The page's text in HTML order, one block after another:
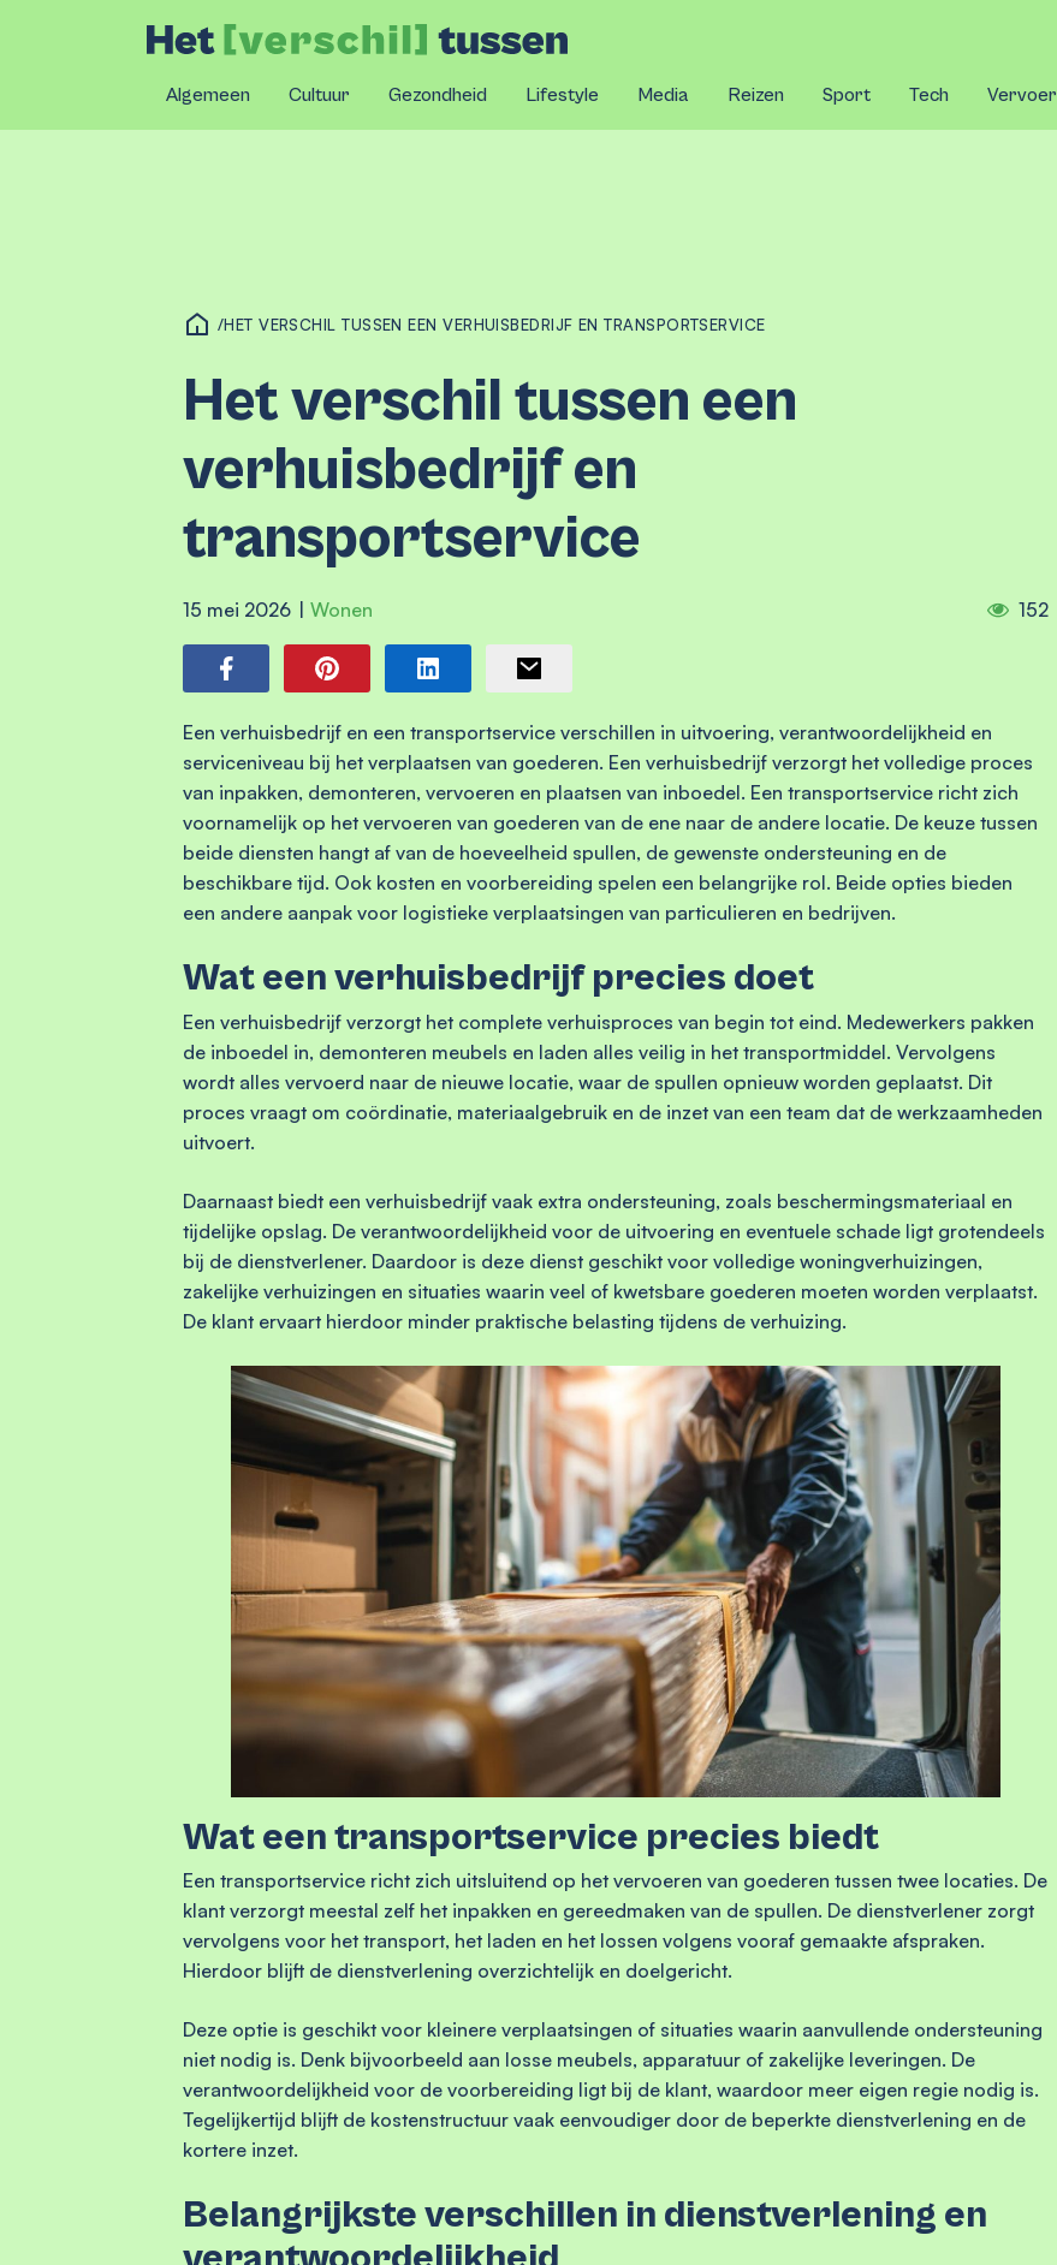
Algemeen Cultuur Gezondheid Lifestyle Media Reizen Sport Tech Vervoer
/HET VERSCHIL TUSSEN EEN VERHUISBEDRIJF EN TRANSPORTSERVICE
Het verschil tussen een
verhuisbedrijf en
transportservice
15 mei 2026 | Wonen 152
Een verhuisbedrijf en een transportservice verschillen in uitvoering, verantwoordelijkheid en
serviceniveau bij het verplaatsen van goederen. Een verhuisbedrijf verzorgt het volledige proces
van inpakken, demonteren, vervoeren en plaatsen van inboedel. Een transportservice richt zich
voornamelijk op het vervoeren van goederen van de ene naar de andere locatie. De keuze tussen
beide diensten hangt af van de hoeveelheid spullen, de gewenste ondersteuning en de
beschikbare tijd. Ook kosten en voorbereiding spelen een belangrijke rol. Beide opties bieden
een andere aanpak voor logistieke verplaatsingen van particulieren en bedrijven.
Wat een verhuisbedrijf precies doet
Een verhuisbedrijf verzorgt het complete verhuisproces van begin tot eind. Medewerkers pakken
de inboedel in, demonteren meubels en laden alles veilig in het transportmiddel. Vervolgens
wordt alles vervoerd naar de nieuwe locatie, waar de spullen opnieuw worden geplaatst. Dit
proces vraagt om coördinatie, materiaalgebruik en de inzet van een team dat de werkzaamheden
uitvoert.
Daarnaast biedt een verhuisbedrijf vaak extra ondersteuning, zoals beschermingsmateriaal en
tijdelijke opslag. De verantwoordelijkheid voor de uitvoering en eventuele schade ligt grotendeels
bij de dienstverlener. Daardoor is deze dienst geschikt voor volledige woningverhuizingen,
zakelijke verhuizingen en situaties waarin veel of kwetsbare goederen moeten worden verplaatst.
De klant ervaart hierdoor minder praktische belasting tijdens de verhuizing.
Wat een transportservice precies biedt
Een transportservice richt zich uitsluitend op het vervoeren van goederen tussen twee locaties. De
klant verzorgt meestal zelf het inpakken en gereedmaken van de spullen. De dienstverlener zorgt
vervolgens voor het transport, het laden en het lossen volgens vooraf gemaakte afspraken.
Hierdoor blijft de dienstverlening overzichtelijk en doelgericht.
Deze optie is geschikt voor kleinere verplaatsingen of situaties waarin aanvullende ondersteuning
niet nodig is. Denk bijvoorbeeld aan losse meubels, apparatuur of zakelijke leveringen. De
verantwoordelijkheid voor de voorbereiding ligt bij de klant, waardoor meer eigen regie nodig is.
Tegelijkertijd blijft de kostenstructuur vaak eenvoudiger door de beperkte dienstverlening en de
kortere inzet.
Belangrijkste verschillen in dienstverlening en